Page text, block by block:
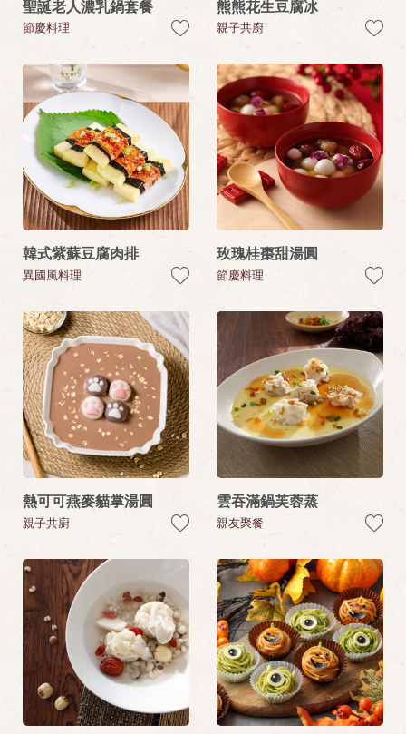
聖誕老人濃乳鍋套餐
節慶料理
熊熊花生豆腐冰
親子共廚
韓式紫蘇豆腐肉排
異國風料理
玫瑰桂棗甜湯圓
節慶料理
熱可可燕麥貓掌湯圓
親子共廚
雲吞滿鍋芙蓉蒸
親友聚餐